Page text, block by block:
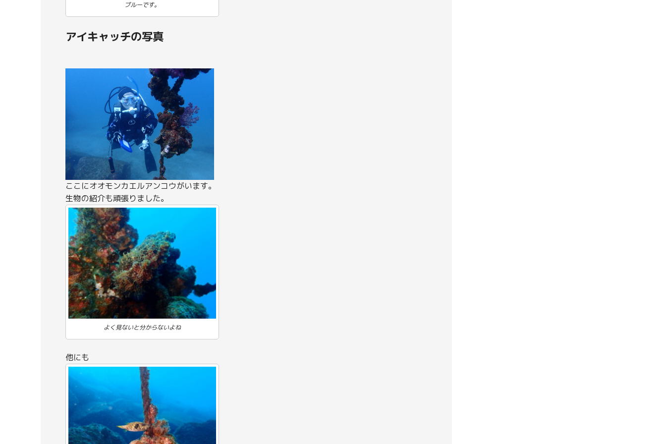
ブルーです。
アイキャッチの写真
ここにオオモンカエルアンコウがいます。
生物の紹介も頑張りました。
よく見ないと分からないよね
他にも